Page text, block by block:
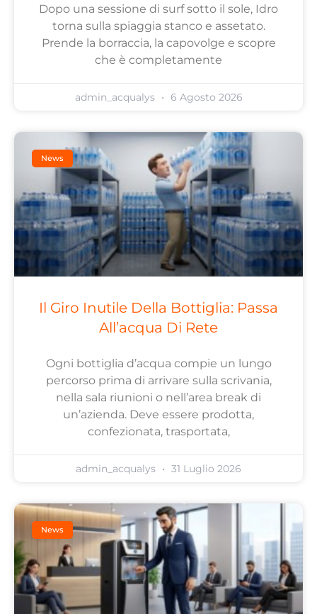
Dopo una sessione di surf sotto il sole, Idro
torna sulla spiaggia stanco e assetato.
Prende la borraccia, la capovolge e scopre
che è completamente
admin_acqualys 6 Agosto 2026
News
Il Giro Inutile Della Bottiglia: Passa
All’acqua Di Rete
Ogni bottiglia d’acqua compie un lungo
percorso prima di arrivare sulla scrivania,
nella sala riunioni o nell’area break di
un’azienda. Deve essere prodotta,
confezionata, trasportata,
admin_acqualys 31 Luglio 2026
News